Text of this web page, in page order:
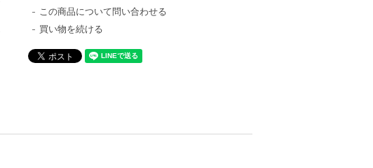
この商品について問い合わせる
買い物を続ける